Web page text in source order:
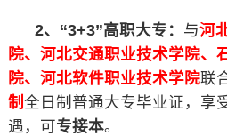
2、“3+3”高职大专： 与河
院、河北交通职业技术学院、
院、河北软件职业技术学院联
制 全日制普通大专毕业证，享
遇，可专接本。